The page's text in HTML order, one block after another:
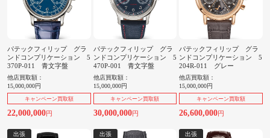
パテックフィリップ グラ
ンドコンプリケーション 5
370P-011 青文字盤
他店買取額：
15,000,000円
キャンペーン買取額
22,000,000円
パテックフィリップ グラ
ンドコンプリケーション 5
470P-001 青文字盤
他店買取額：
15,000,000円
キャンペーン買取額
30,000,000円
パテックフィリップ グラ
ンドコンプリケーション 5
204R-011 グレー
他店買取額：
15,000,000円
キャンペーン買取額
26,600,000円
出張 出張 出張